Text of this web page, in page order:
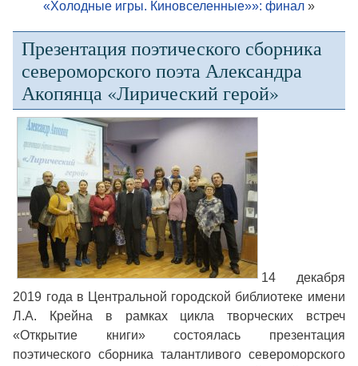
«Холодные игры. Киновселенные»»: финал »
Презентация поэтического сборника
североморского поэта Александра
Акопянца «Лирический герой»
14 декабря
2019 года в Центральной городской библиотеке имени
Л.А. Крейна в рамках цикла творческих встреч
«Открытие книги» состоялась презентация
поэтического сборника талантливого североморского